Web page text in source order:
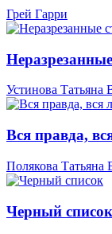
Грей Гарри
Устинова Татьяна
Вся правда,
Полякова Татьяна
Черный список